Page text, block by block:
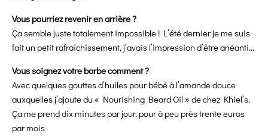
Vous pourriez revenir en arrière ?
Ça semble juste totalement impossible ! L’été dernier je me suis
fait un petit rafraîchissement, j’avais l’impression d’être anéanti…
Vous soignez votre barbe comment ?
Avec quelques gouttes d’huiles pour bébé à l’amande douce
auxquelles j’ajoute du « Nourishing Beard Oil » de chez Khiel’s.
Ça me prend dix minutes par jour, pour à peu près trente euros
par mois